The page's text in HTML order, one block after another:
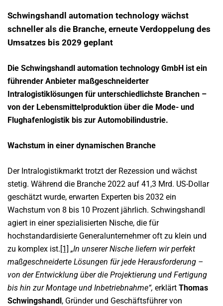
Schwingshandl automation technology wächst
schneller als die Branche, erneute Verdoppelung des
Umsatzes bis 2029 geplant
Die Schwingshandl automation technology GmbH ist ein
führender Anbieter maßgeschneiderter
Intralogistiklösungen für unterschiedlichste Branchen –
von der Lebensmittelproduktion über die Mode- und
Flughafenlogistik bis zur Automobilindustrie.
Wachstum in einer dynamischen Branche
Der Intralogistikmarkt trotzt der Rezession und wächst
stetig. Während die Branche 2022 auf 41,3 Mrd. US-Dollar
geschätzt wurde, erwarten Experten bis 2032 ein
Wachstum von 8 bis 10 Prozent jährlich. Schwingshandl
agiert in einer spezialisierten Nische, die für
hochstandardisierte Generalunternehmer oft zu klein und
zu komplex ist.[1] „In unserer Nische liefern wir perfekt
maßgeschneiderte Lösungen für jede Herausforderung –
von der Entwicklung über die Projektierung und Fertigung
bis hin zur Montage und Inbetriebnahme“, erklärt Thomas
Schwingshandl, Gründer und Geschäftsführer von